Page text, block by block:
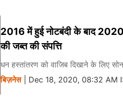
2016 में हुई नोटबंदी के बाद 2020
की जब्‍त की संपत्ति
धन हस्तांतरण को वाजिब दिखाने के लिए
बिज़नेस| Dec 18, 2020, 08:32 AM